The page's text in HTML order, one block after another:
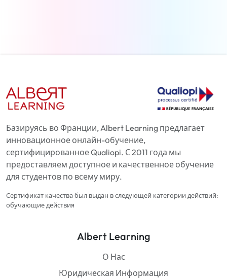
Базируясь во Франции, Albert Learning предлагает
инновационное онлайн-обучение,
сертифицированное Qualiopi. С 2011 года мы
предоставляем доступное и качественное обучение
для студентов по всему миру.
Сертификат качества был выдан в следующей категории действий:
обучающие действия
Albert Learning
О Нас
Юридическая Информация